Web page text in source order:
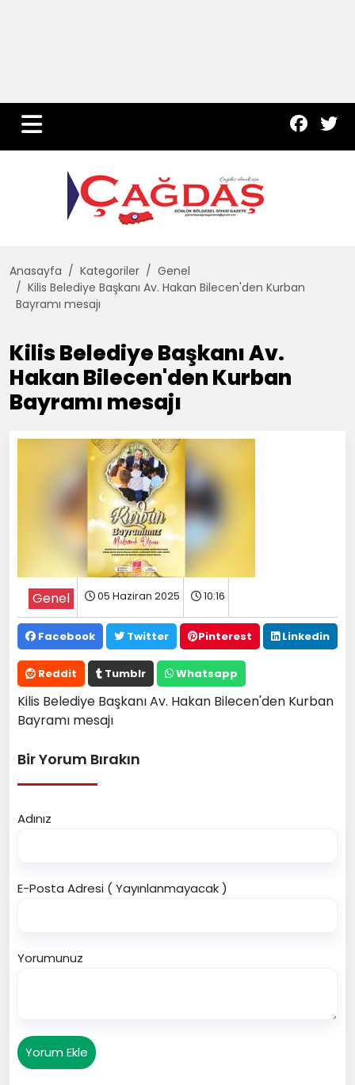
Teknoloji
Anasayfa Kategoriler
Genel
Kilis Belediye Başkanı Av. Hakan Bilecen'den Kurban
Bayramı mesajı
Kilis Belediye Başkanı Av.
Hakan Bilecen'den Kurban
Bayramı mesajı
Genel 05 Haziran 2025 10:16
Facebook Twitter Pinterest Linkedin
Reddit Tumblr Whatsapp
Kilis Belediye Başkanı Av. Hakan Bilecen'den Kurban
Bayramı mesajı
Bir Yorum Bırakın
Adınız
E-Posta Adresi ( Yayınlanmayacak )
Yorumunuz
Yorum Ekle